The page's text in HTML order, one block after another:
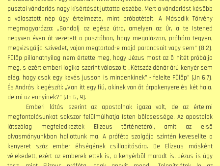
pusztai vándorlás nagy kísértését juttatta eszébe. Mert a vándorlást késõbb
a választott nép úgy értelmezte, mint próbatételt. A Második Törvény
megmagyarázza: „Gondolj az egész útra, amelyen az Úr, a te Istened
negyven éven át vezetett a pusztában, hogy megalázzon, próbára tegyen,
megvizsgálja szívedet, vajon megtartod-e majd parancsait vagy sem” (8.2).
Fülöp pillanatnyilag nem értette meg, hogy Jézus most az õ hitét próbálja
meg, s ezért emberi logika szerint válaszolt: „Kétszáz dénár árú kenyér sem
elég, hogy csak egy kevés jusson is mindenkinek” - felelte Fülöp” (Jn 6,7).
És András kiegészíti: „Van itt egy fiú, akinek van öt árpakenyere és két hala,
de mi az ennyinek?” (Jn 6, 9).
Emberi látás szerint az apostolnak igaza volt, de az értelmi
megfontolásunkat sokszor felülmúlhatja Isten bölcsessége. Az apostolok
látszólag megfeledkeztek Elizeus történetérõl, amit az elsõ
olvasmányunkban hallottunk ma. A próféta szolgája szintén kevesellte a
kenyeret száz ember éhségének csillapítására. De Elizeus másként
vélekedett, ezért az emberek ettek is, a kenyérbõl maradt is. Jézus is úgy